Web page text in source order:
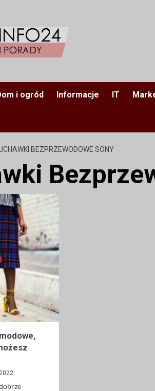
i ogród Informacje IT
BEZPRZEWODOWE SONY